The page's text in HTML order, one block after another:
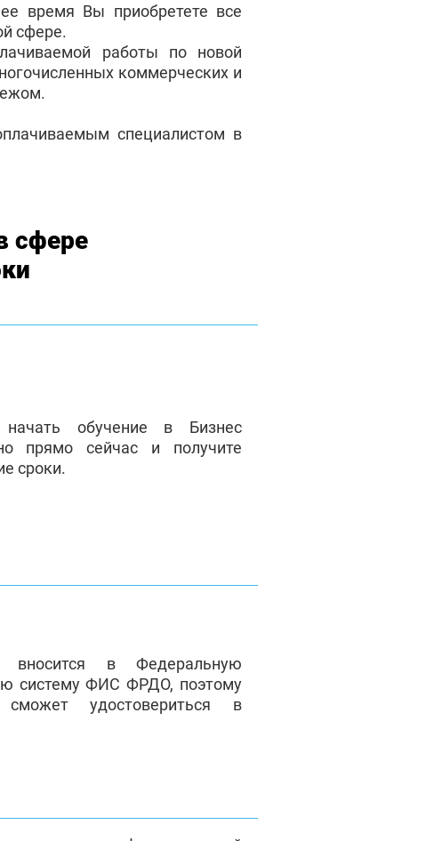
время Вы приобретете все
сфере.
работы по новой
коммерческих и
специалистом в
сфере
начать обучение в Бизнес
прямо сейчас и получите
сроки.
вносится в Федеральную
систему ФИС ФРДО, поэтому
удостовериться в